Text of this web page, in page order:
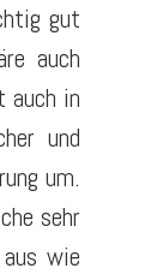
gut
auch
auch in
und
um.
sehr
wie